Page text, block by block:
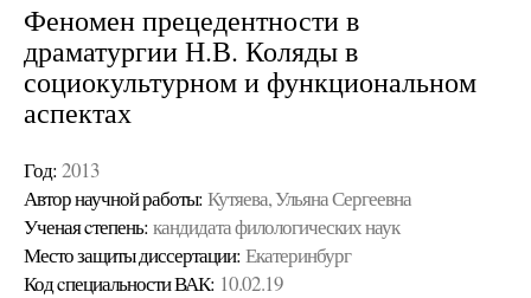
Феномен прецедентности в
драматургии Н.В. Коляды в
социокультурном и функциональном
аспектах
Год: 2013
Автор научной работы: Кутяева, Ульяна Сергеевна
Ученая cтепень: кандидата филологических наук
Место защиты диссертации: Екатеринбург
Код cпециальности ВАК: 10.02.19